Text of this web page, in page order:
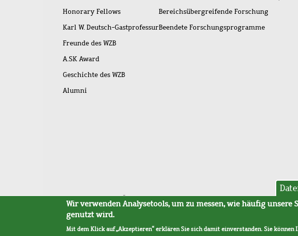
Honorary Fellows
Karl W. Deutsch-Gastprofessur
Freunde des WZB
A.SK Award
Geschichte des WZB
Alumni
Bereichsübergreifende Forschung
Beendete Forschungsprogramme
Fußleistenmenü
SitemapBarrierefreiheitImpressumDatenschutzAVB
Wir verwenden Analysetools, um zu messen, wie häufig unsere
genutzt wird.
Mit dem Klick auf „Akzeptieren“ erklären Sie sich damit einverstanden. Sie